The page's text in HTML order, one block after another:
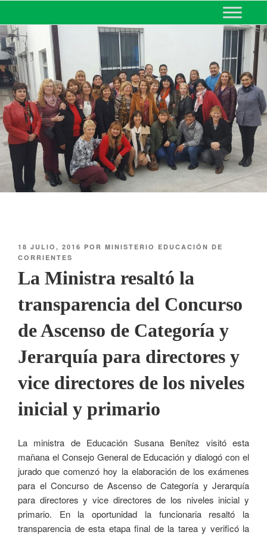
MINISTERIO DE EDUCACIÓN
DE CORRIENTES
18 JULIO, 2016 POR MINISTERIO EDUCACIÓN DE
CORRIENTES
La Ministra resaltó la
transparencia del Concurso
de Ascenso de Categoría y
Jerarquía para directores y
vice directores de los niveles
inicial y primario
La ministra de Educación Susana Benítez visitó esta
mañana el Consejo General de Educación y dialogó con el
jurado que comenzó hoy la elaboración de los exámenes
para el Concurso de Ascenso de Categoría y Jerarquía
para directores y vice directores de los niveles inicial y
primario. En la oportunidad la funcionaria resaltó la
transparencia de esta etapa final de la tarea y verificó la